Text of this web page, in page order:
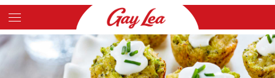
Skip
to
main
content
Main
Content